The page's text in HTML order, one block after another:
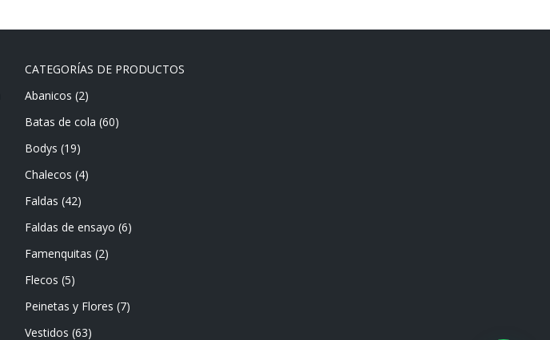
CATEGORÍAS DE PRODUCTOS
Abanicos (2)
Batas de cola (60)
Bodys (19)
Chalecos (4)
Faldas (42)
Faldas de ensayo (6)
Famenquitas (2)
Flecos (5)
Peinetas y Flores (7)
Vestidos (63)